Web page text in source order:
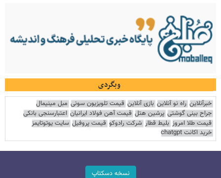
وبگردی
خبرآنلاین راه نو آنلاین بازی آنلاین قیمت تلویزیون سونی مبل مینیمال
جراح بینی گوشتی پرشین هتل قیمت آهن فولاد ایرانیان اعتبارسنجی بانکی
قیمت طلا امروز بلیط قطار شرکت رادوکو قیمت پروفیل سایت یوتوتایمز
خرید اکانت chatgpt
نسخه دسکتاپ